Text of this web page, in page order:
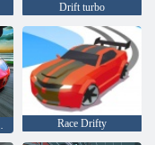
Drift turbo
Race Drifty